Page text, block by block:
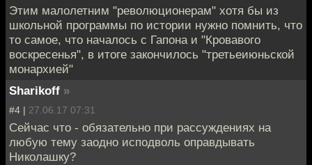
Этим малолетним "революционерам" хотя бы из
школьной программы по истории нужно помнить, что
то самое, что началось с Гапона и "Кровавого
воскресенья", в итоге закончилось "третьеиюньской
монархией"
Sharikoff »
#4 | 27.06.17 07:31
Сейчас что - обязательно при рассуждениях на
любую тему заодно исподволь оправдывать
Николашку?